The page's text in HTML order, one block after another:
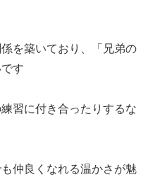
を築いており、「兄弟の
す
習に付き合ったりするな
仲良くなれる温かさが魅